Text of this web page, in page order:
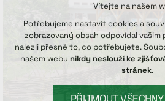
Vítejte na našem
Potřebujeme nastavit cookies a
zobrazovaný obsah odpovídal vašim
nalezli přesně to, co potřebujete.
našem webu nikdy neslouží ke
stránek.
PŘIJMOUT VŠECHNY